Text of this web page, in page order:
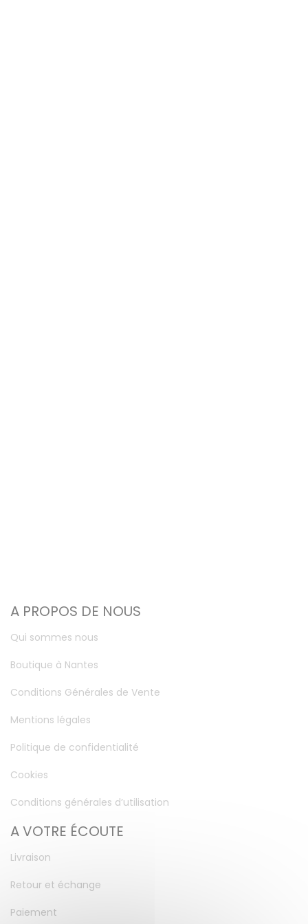
A PROPOS DE NOUS
Qui sommes nous
Boutique à Nantes
Conditions Générales de Vente
Mentions légales
Politique de confidentialité
Cookies
Conditions générales d’utilisation
A VOTRE ÉCOUTE
Livraison
Retour et échange
Paiement